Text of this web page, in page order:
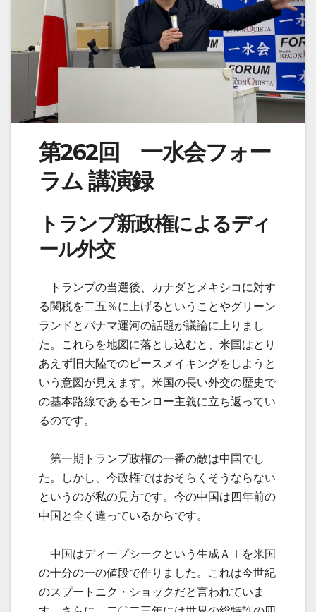
第262回 一水会フォー
ラム 講演録
トランプ新政権によるディ
ール外交
トランプの当選後、カナダとメキシコに対す
る関税を二五％に上げるということやグリーン
ランドとパナマ運河の話題が議論に上りまし
た。これらを地図に落とし込むと、米国はとり
あえず旧大陸でのピースメイキングをしようと
いう意図が見えます。米国の長い外交の歴史で
の基本路線であるモンロー主義に立ち返ってい
るのです。
第一期トランプ政権の一番の敵は中国でし
た。しかし、今政権ではおそらくそうならない
というのが私の見方です。今の中国は四年前の
中国と全く違っているからです。
中国はディープシークという生成ＡＩを米国
の十分の一の値段で作りました。これは今世紀
のスプートニク・ショックだと言われていま